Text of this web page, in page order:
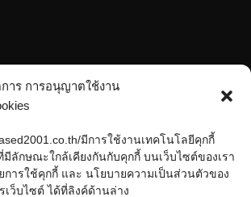
าร การอนุญาตใช้งาน
มีการใช้งานเทคโนโลยีคุกกี้
ลักษณะใกล้เคียงกันกับคุกกี้ บนเว็บไซต์ของเรา
ารใช้คุกกี้ และ นโยบายความเป็นส่วนตัวของ
ว็บไซต์ ได้ที่ลิงค์ด้านล่าง
993,817 ครั้ง
993,817 ครั้ง